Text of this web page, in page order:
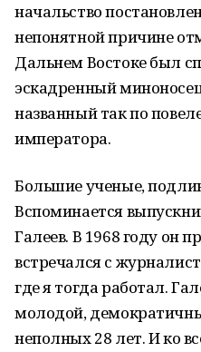
начальство
непонятной причине
Дальнем Востоке был
эскадренный
названный так по
императора.
Большие ученые,
Вспоминается
Галеев. В 1968 году он
встречался с
где я тогда работал.
молодой,
неполных 28 лет. И ко